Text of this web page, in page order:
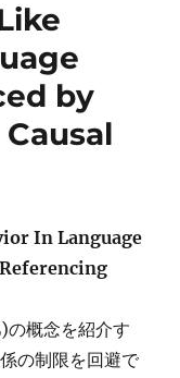
by
In Language
の概念を紹介す
の制限を回避で